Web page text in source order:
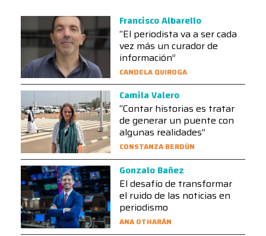
Francisco Albarello
“El periodista va a ser cada
vez más un curador de
información”
CANDELA QUIROGA
Camila Valero
“Contar historias es tratar
de generar un puente con
algunas realidades”
CONSTANZA BERDÚN
Gonzalo Bañez
El desafío de transformar
el ruido de las noticias en
periodismo
ANA OTHARÁN